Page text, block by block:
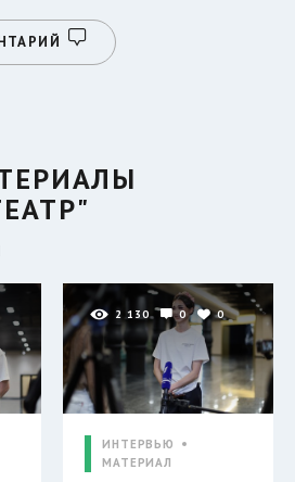
2 130 0 0
ИНТЕРВЬЮ
МАТЕРИАЛ